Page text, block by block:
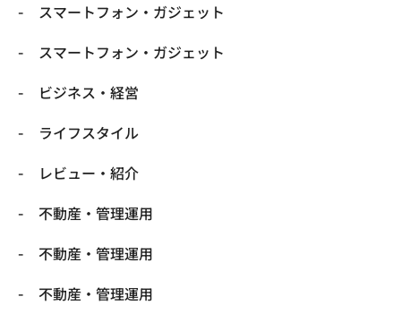
スマートフォン・ガジェット
スマートフォン・ガジェット
ビジネス・経営
ライフスタイル
レビュー・紹介
不動産・管理運用
不動産・管理運用
不動産・管理運用